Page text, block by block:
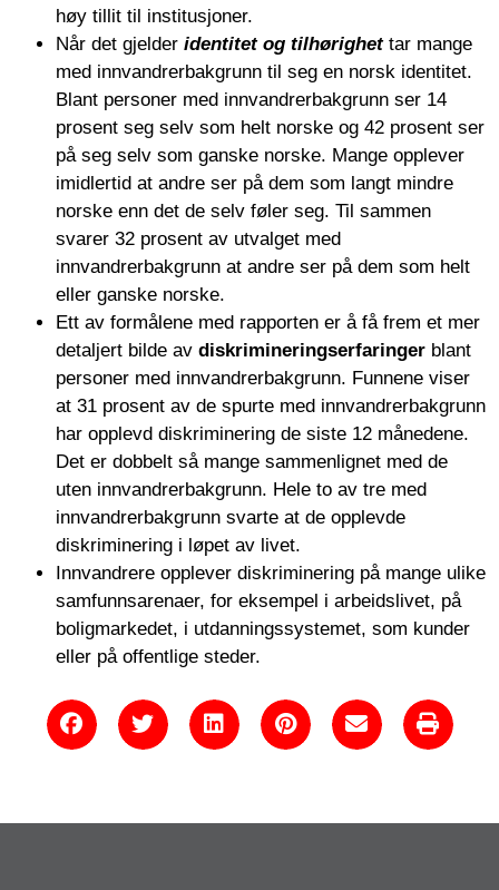
høy tillit til institusjoner.
Når det gjelder identitet og tilhørighettar mange
med innvandrerbakgrunn til seg en norsk identitet.
Blant personer med innvandrerbakgrunn ser 14
prosent seg selv som helt norske og 42 prosent ser
på seg selv som ganske norske. Mange opplever
imidlertid at andre ser på dem som langt mindre
norske enn det de selv føler seg. Til sammen
svarer 32 prosent av utvalget med
innvandrerbakgrunn at andre ser på dem som helt
eller ganske norske.
Ett av formålene med rapporten er å få frem et mer
detaljert bilde av diskrimineringserfaringer blant
personer med innvandrerbakgrunn. Funnene viser
at 31 prosent av de spurte med innvandrerbakgrunn
har opplevd diskriminering de siste 12 månedene.
Det er dobbelt så mange sammenlignet med de
uten innvandrerbakgrunn. Hele to av tre med
innvandrerbakgrunn svarte at de opplevde
diskriminering i løpet av livet.
Innvandrere opplever diskriminering på mange ulike
samfunnsarenaer, for eksempel i arbeidslivet, på
boligmarkedet, i utdanningssystemet, som kunder
eller på offentlige steder.